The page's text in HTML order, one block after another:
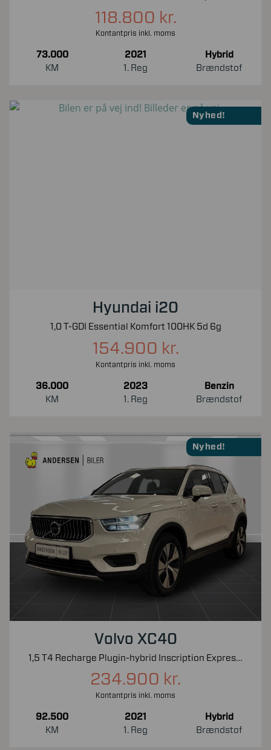
118.800 kr.
Kontantpris inkl. moms
73.000
KM
2021
1. Reg
Hybrid
Brændstof
Nyhed!
Hyundai i20
1,0 T-GDI Essential Komfort 100HK 5d 6g
154.900 kr.
Kontantpris inkl. moms
36.000
KM
2023
1. Reg
Benzin
Brændstof
Nyhed!
Volvo XC40
1,5 T4 Recharge Plugin-hybrid Inscription Expression 211HK 5d 7g Aut.
234.900 kr.
Kontantpris inkl. moms
92.500
KM
2021
1. Reg
Hybrid
Brændstof